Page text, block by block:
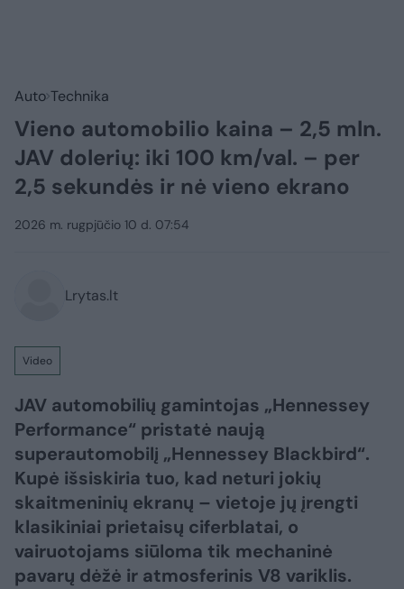
Auto Technika
Vieno automobilio kaina – 2,5 mln.
JAV dolerių: iki 100 km/val. – per
2,5 sekundės ir nė vieno ekrano
2026 m. rugpjūčio 10 d. 07:54
Lrytas.lt
Video
JAV automobilių gamintojas „Hennessey
Performance“ pristatė naują
superautomobilį „Hennessey Blackbird“.
Kupė išsiskiria tuo, kad neturi jokių
skaitmeninių ekranų – vietoje jų įrengti
klasikiniai prietaisų ciferblatai, o
vairuotojams siūloma tik mechaninė
pavarų dėžė ir atmosferinis V8 variklis.